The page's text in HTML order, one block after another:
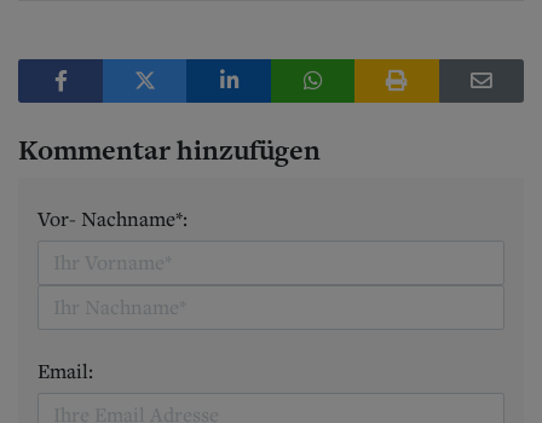
Kommentar hinzufügen
Vor- Nachname*:
Email: